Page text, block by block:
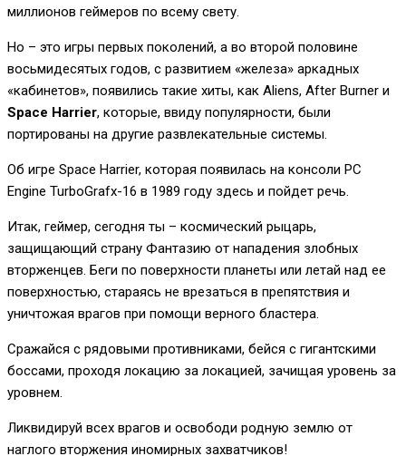
миллионов геймеров по всему свету.
Но – это игры первых поколений, а во второй половине
восьмидесятых годов, с развитием «железа» аркадных
«кабинетов», появились такие хиты, как Aliens, After Burner и
Space Harrier, которые, ввиду популярности, были
портированы на другие развлекательные системы.
Об игре Space Harrier, которая появилась на консоли PC
Engine TurboGrafx-16 в 1989 году здесь и пойдет речь.
Итак, геймер, сегодня ты – космический рыцарь,
защищающий страну Фантазию от нападения злобных
вторженцев. Беги по поверхности планеты или летай над ее
поверхностью, стараясь не врезаться в препятствия и
уничтожая врагов при помощи верного бластера.
Сражайся с рядовыми противниками, бейся с гигантскими
боссами, проходя локацию за локацией, зачищая уровень за
уровнем.
Ликвидируй всех врагов и освободи родную землю от
наглого вторжения иномирных захватчиков!